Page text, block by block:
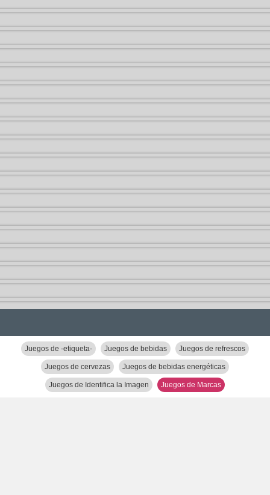
Juegos de -etiqueta- Juegos de bebidas Juegos de refrescos
Juegos de cervezas Juegos de bebidas energéticas
Juegos de Identifica la Imagen Juegos de Marcas